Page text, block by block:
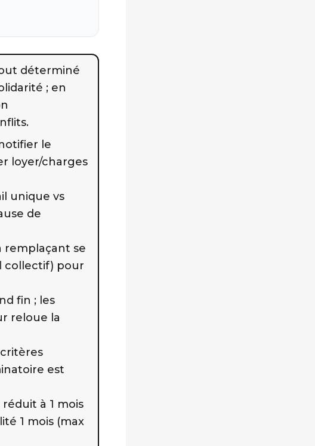
déterminé
; en
le
loyer/charges
unique vs
de
remplaçant se
collectif) pour
fin ; les
reloue la
est
à 1 mois
1 mois (max